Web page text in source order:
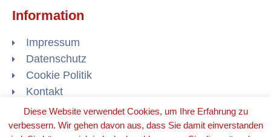
Information
Impressum
Datenschutz
Cookie Politik
Kontakt
Diese Website verwendet Cookies, um Ihre Erfahrung zu
verbessern. Wir gehen davon aus, dass Sie damit einverstanden